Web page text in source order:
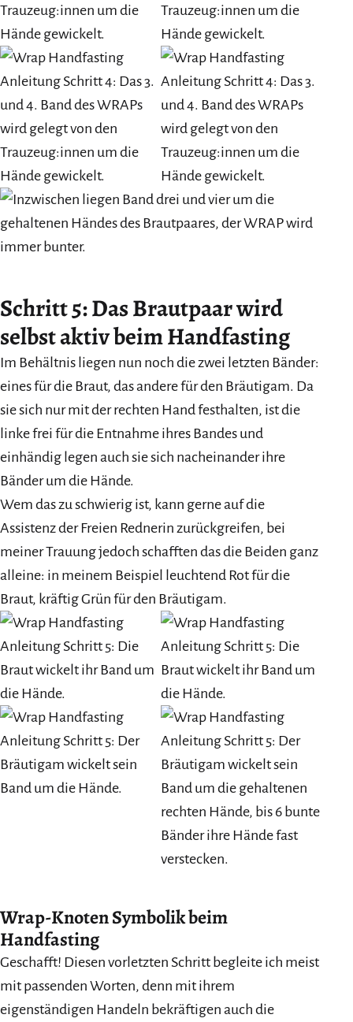
Schritt 5: Das Brautpaar wird
selbst aktiv beim Handfasting
Im Behältnis liegen nun noch die zwei letzten Bänder:
eines für die Braut, das andere für den Bräutigam. Da
sie sich nur mit der rechten Hand festhalten, ist die
linke frei für die Entnahme ihres Bandes und
einhändig legen auch sie sich nacheinander ihre
Bänder um die Hände.
Wem das zu schwierig ist, kann gerne auf die
Assistenz der Freien Rednerin zurückgreifen, bei
meiner Trauung jedoch schafften das die Beiden ganz
alleine: in meinem Beispiel leuchtend Rot für die
Braut, kräftig Grün für den Bräutigam.
Wrap-Knoten Symbolik beim
Handfasting
Geschafft! Diesen vorletzten Schritt begleite ich meist
mit passenden Worten, denn mit ihrem
eigenständigen Handeln bekräftigen auch die